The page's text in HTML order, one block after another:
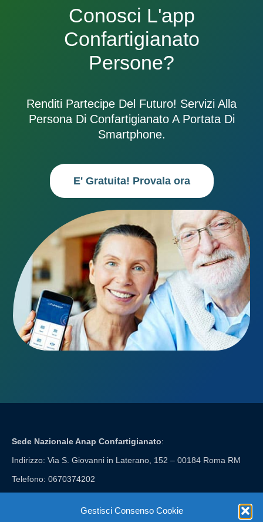
Gestisci Consenso Cookie
Conosci L'app
Confartigianato
Persone?
Renditi Partecipe Del Futuro! Servizi Alla
Persona Di Confartigianato A Portata Di
Smartphone.
E' Gratuita! Provala ora
Sede Nazionale Anap Confartigianato:
Indirizzo: Via S. Giovanni in Laterano, 152 – 00184 Roma RM
Telefono: 0670374202